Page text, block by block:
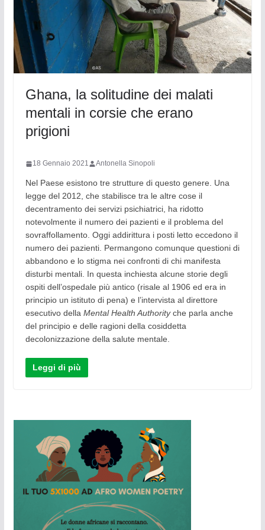
Ghana, la solitudine dei malati
mentali in corsie che erano
prigioni
18 Gennaio 2021 Antonella Sinopoli
Nel Paese esistono tre strutture di questo genere. Una
legge del 2012, che stabilisce tra le altre cose il
decentramento dei servizi psichiatrici, ha ridotto
notevolmente il numero dei pazienti e il problema del
sovraffollamento. Oggi addirittura i posti letto eccedono il
numero dei pazienti. Permangono comunque questioni di
abbandono e lo stigma nei confronti di chi manifesta
disturbi mentali. In questa inchiesta alcune storie degli
ospiti dell’ospedale più antico (risale al 1906 ed era in
principio un istituto di pena) e l’intervista al direttore
esecutivo della Mental Health Authorityche parla anche
del principio e delle ragioni della cosiddetta
decolonizzazione della salute mentale.
Leggi di più